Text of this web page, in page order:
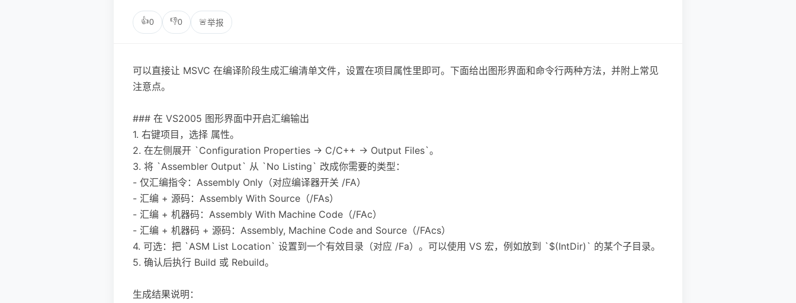
👍0 👎0 🚨举报
可以直接让 MSVC 在编译阶段生成汇编清单文件，设置在项目属性里即可。下面给出图形界面和命令行两种方法，并附上常见
注意点。
### 在 VS2005 图形界面中开启汇编输出
1. 右键项目，选择 属性。
2. 在左侧展开 `Configuration Properties -> C/C++ -> Output Files`。
3. 将 `Assembler Output` 从 `No Listing` 改成你需要的类型：
- 仅汇编指令：Assembly Only（对应编译器开关 /FA）
- 汇编 + 源码：Assembly With Source（/FAs）
- 汇编 + 机器码：Assembly With Machine Code（/FAc）
- 汇编 + 机器码 + 源码：Assembly, Machine Code and Source（/FAcs）
4. 可选：把 `ASM List Location` 设置到一个有效目录（对应 /Fa）。可以使用 VS 宏，例如放到 `$(IntDir)` 的某个子目录。
5. 确认后执行 Build 或 Rebuild。
生成结果说明：